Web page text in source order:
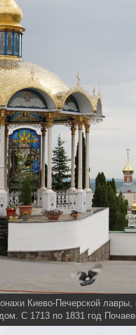
Киево-Печерской
C 1713 по 1831 год